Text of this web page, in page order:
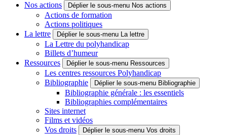
Nos actions
Déplier le sous-menu Nos actions
Actions de formation
Actions politiques
La lettre
Déplier le sous-menu La lettre
La Lettre du polyhandicap
Billets d’humeur
Ressources
Déplier le sous-menu Ressources
Les centres ressources Polyhandicap
Bibliographie
Déplier le sous-menu Bibliographie
Bibliographie générale : les essentiels
Bibliographies complémentaires
Sites internet
Films et vidéos
Vos droits
Déplier le sous-menu Vos droits